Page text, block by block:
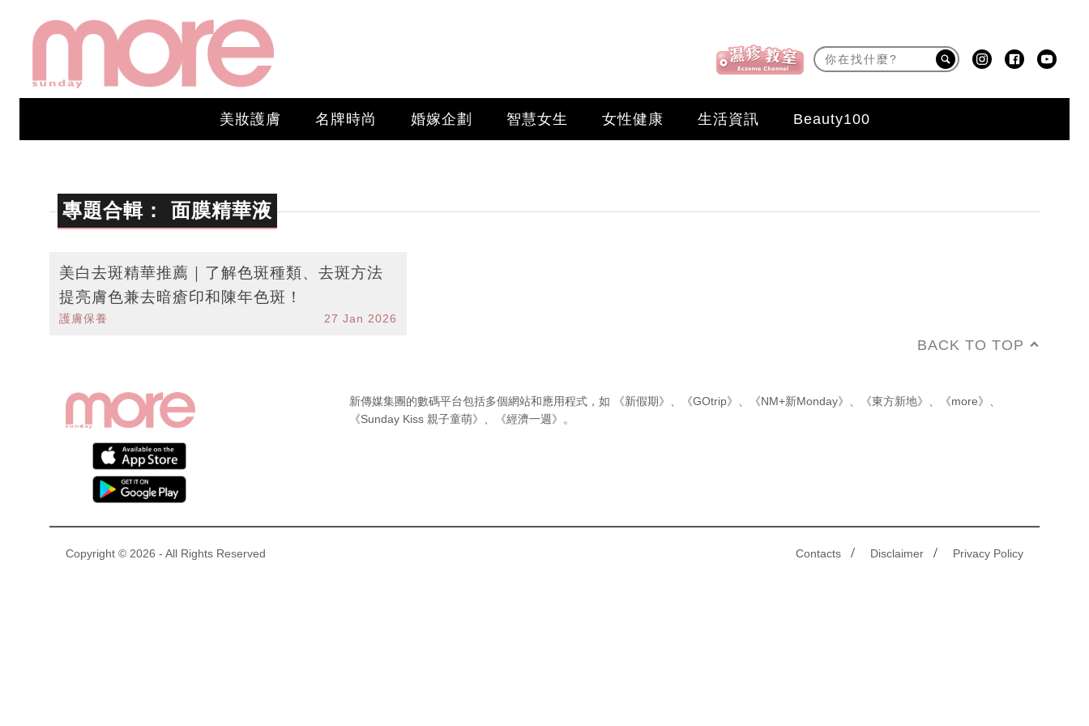
美妝護膚 名牌時尚 婚嫁企劃 智慧女生 女性健康 生活資訊 Beauty100
專題合輯： 面膜精華液
美白去斑精華推薦｜了解色斑種類、去斑方法
提亮膚色兼去暗瘡印和陳年色斑！
護膚保養 27 Jan 2026
BACK TO TOP
新傳媒集團的數碼平台包括多個網站和應用程式，如 《新假期》 《GOtrip》 《NM+新Monday》 《東方新地》 《more》
《Sunday Kiss 親子童萌》
《經濟一週》 。
Contacts / Disclaimer / Privacy Policy
Copyright © 2026 - All Rights Reserved